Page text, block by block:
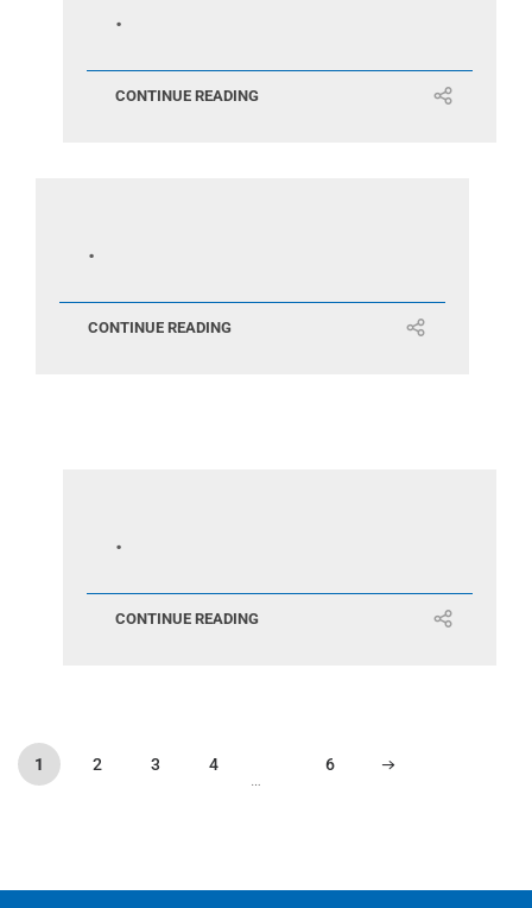
.
CONTINUE READING
.
CONTINUE READING
.
CONTINUE READING
1 2 3
4
6